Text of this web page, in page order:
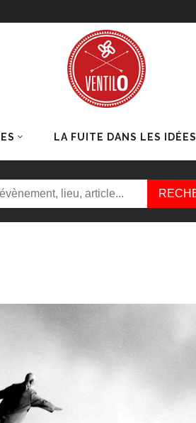
LA FUITE DANS LES IDÉES